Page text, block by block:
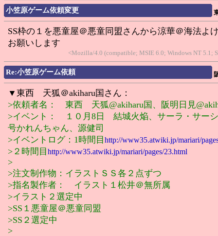
小笠原ゲーム依頼変更
SS枠の１を悪童屋＠悪童同盟さんから涼華＠海法よ
お願いします
<Mozilla/4.0 (compatible; MSIE 6.0; Windows NT 5.1;
Re:小笠原ゲーム依頼
▼東西 天狐＠akiharu国さん：
>依頼者名： 東西 天狐@akiharu国、阪明日見
>イベント： １０月8日 結城火焔、サーラ・サー
号かれんちゃん、源健司
>イベントログ：1時間目http://www35.atwiki.jp/mariari/
>２時間目http://www35.atwiki.jp/mariari/pages/23.html
>
>注文制作物：イラストＳＳ各２点ずつ
>指名製作者： イラスト１松井＠無所属
>イラスト２選定中
>SS１悪童屋＠悪童同盟
>SS２選定中
>